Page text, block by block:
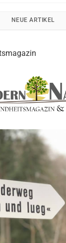
NEUE ARTIKEL